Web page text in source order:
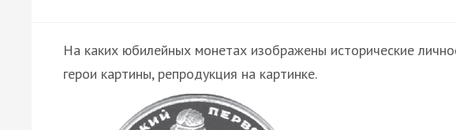
На каких юбилейных монетах изображены исторические
герои картины, репродукция на картинке.